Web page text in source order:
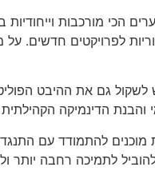
הכי מורכבות
לפרויקטים חדשים.
לשקול גם את ההיבט
והבנת הדינמיקה
מוכנים להתמודד עם
לתמיכה רחבה יותר